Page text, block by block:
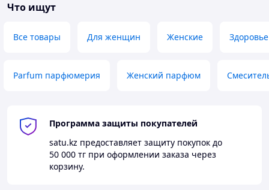
Что ищут
Все товары Для женщин Женские Здоровье
Parfum парфюмерия Женский парфюм
Программа защиты покупателей
satu.kz предоставляет защиту покупок до
50 000 тг при оформлении заказа через
корзину.